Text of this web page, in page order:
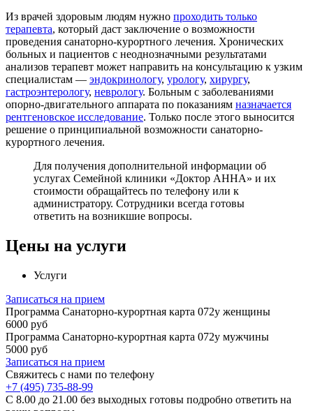
Из врачей здоровым людям нужно проходить только
терапевта, который даст заключение о возможности
проведения санаторно-курортного лечения. Хронических
больных и пациентов с неоднозначными результатами
анализов терапевт может направить на консультацию к узким
специалистам — эндокринологу, урологу, хирургу,
гастроэнтерологу, неврологу. Больным с заболеваниями
опорно-двигательного аппарата по показаниям назначается
рентгеновское исследование. Только после этого выносится
решение о принципиальной возможности санаторно-
курортного лечения.
Для получения дополнительной информации об
услугах Семейной клиники «Доктор АННА» и их
стоимости обращайтесь по телефону или к
администратору. Сотрудники всегда готовы
ответить на возникшие вопросы.
Цены на услуги
Услуги
Записаться на прием
Программа Санаторно-курортная карта 072у женщины
6000 руб
Программа Санаторно-курортная карта 072у мужчины
5000 руб
Записаться на прием
Свяжитесь с нами по телефону
+7 (495) 735-88-99
C 8.00 до 21.00 без выходных готовы подробно ответить на